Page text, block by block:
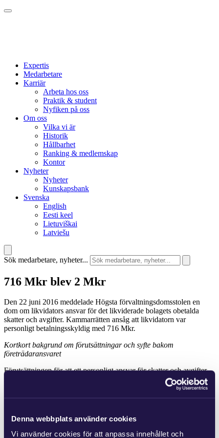
Denna webbplats använder cookies
Vi använder cookies för att anpassa innehållet och
Expertis
Medarbetare
Karriär
Arbeta hos oss
Praktik & student
Nyfiken på oss
Om oss
Vilka vi är
Historik
Hållbarhet
Ranking & medlemskap
Kontor
Nyheter
Nyheter
Kunskapsbank
Svenska
English
Eesti keel
Lietuviškai
Latviešu
Sök medarbetare, nyheter...
716 Mkr blev 2 Mkr
Den 22 juni 2016 meddelade Högsta förvaltningsdomsstolen en
dom om likvidators ansvar för det likviderade bolagets obetalda
skatter och avgifter. Kammarrätten ansåg att likvidatorn var
personligt betalningsskyldig med 716 Mkr.
Kortkort bakgrund om förutsättningar och syfte bakom
företrädaransvaret
Förutsättningen för att ett personligt ansvar för skatter och avgifter
ska uppstå är att dessa vid konkurstidpunkten har förfallit till
betalning, att företrädaransvar föreligger enligt skattebetalningslagen
och att betalningen uteblivit genom uppsåt eller grov oaktsamhet.
betalningsskyldighet överhuvudtaget i sin egenskap av likvidator;
om likvidatorn agerat, minst, grovt oaktsamt vid sin hantering av